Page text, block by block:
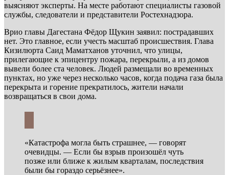
выясняют эксперты. На месте работают специалисты газовой
службы, следователи и представители Ростехнадзора.
Врио главы Дагестана Фёдор Щукин заявил: пострадавших
нет. Это главное, если учесть масштаб происшествия. Глава
Кизилюрта Саид Маматханов уточнил, что улицы,
прилегающие к эпицентру пожара, перекрыли, а из домов
вывели более ста человек. Людей размещали во временных
пунктах, но уже через несколько часов, когда подача газа была
перекрыта и горение прекратилось, жители начали
возвращаться в свои дома.
«Катастрофа могла быть страшнее, — говорят
очевидцы. — Если бы взрыв произошёл чуть
позже или ближе к жилым кварталам, последствия
были бы гораздо серьёзнее».